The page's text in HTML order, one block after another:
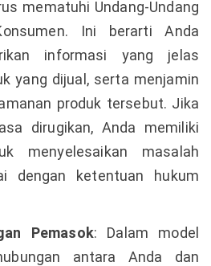
mematuhi Undang-Undang
Ini berarti Anda
informasi yang jelas
yang dijual, serta menjamin
produk tersebut. Jika
dirugikan, Anda memiliki
menyelesaikan masalah
dengan ketentuan hukum
Pemasok: Dalam model
antara Anda dan